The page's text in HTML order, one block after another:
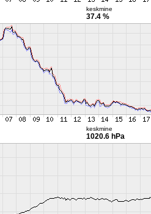
keskmine
37.4 %
keskmine
1020.6 hPa